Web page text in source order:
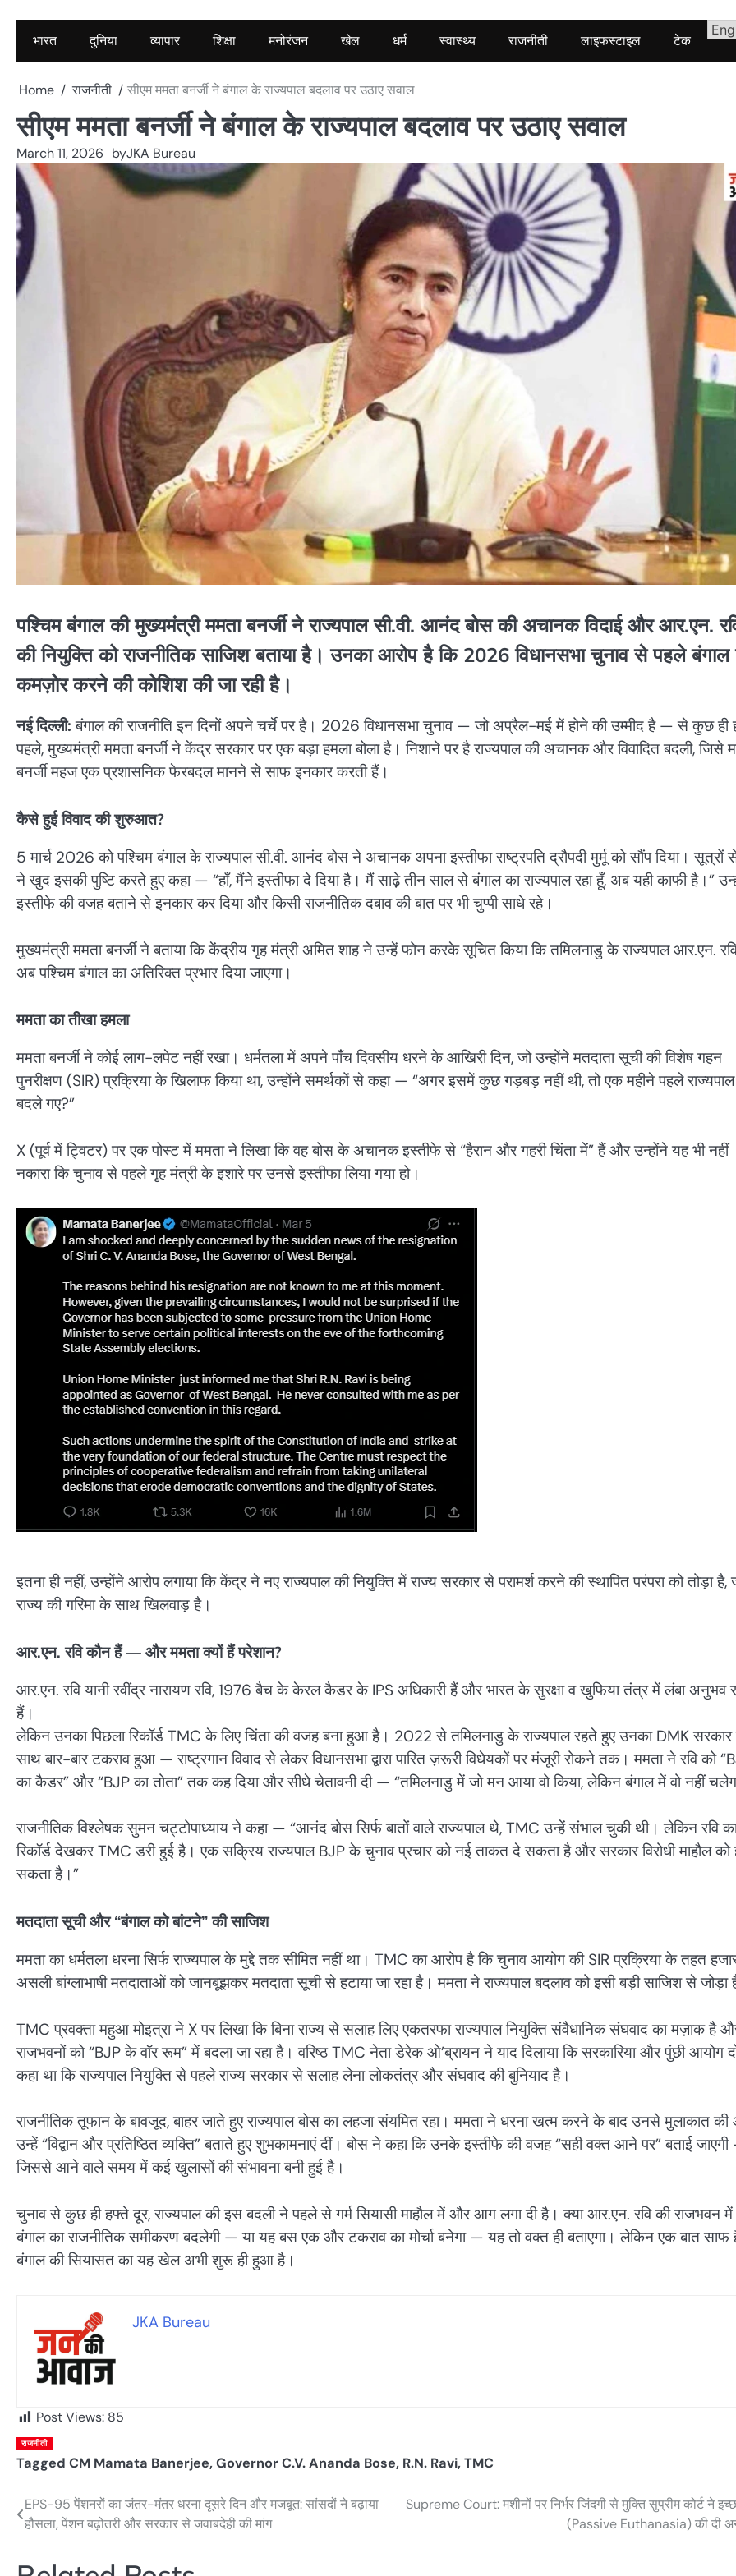
भारत दुनिया व्यापार शिक्षा मनोरंजन खेल धर्म स्वास्थ्य राजनीती लाइफस्टाइल टेक
Home राजनीती सीएम ममता बनर्जी ने बंगाल के राज्यपाल बदलाव पर उठाए सवाल
सीएम ममता बनर्जी ने बंगाल के राज्यपाल बदलाव पर उठाए सवाल
March 11, 2026 byJKA Bureau
पश्चिम बंगाल की मुख्यमंत्री ममता बनर्जी ने राज्यपाल सी.वी. आनंद बोस की अचानक विदाई और आर.एन.
की नियुक्ति को राजनीतिक साजिश बताया है। उनका आरोप है कि 2026 विधानसभा चुनाव से पहले बंगाल
कमज़ोर करने की कोशिश की जा रही है।
नई दिल्ली: बंगाल की राजनीति इन दिनों अपने चर्चे पर है। 2026 विधानसभा चुनाव — जो अप्रैल-मई में होने की उम्मीद है — से कुछ ही
पहले, मुख्यमंत्री ममता बनर्जी ने केंद्र सरकार पर एक बड़ा हमला बोला है। निशाने पर है राज्यपाल की अचानक और विवादित बदली, जिसे
बनर्जी महज एक प्रशासनिक फेरबदल मानने से साफ इनकार करती हैं।
कैसे हुई विवाद की शुरुआत?
5 मार्च 2026 को पश्चिम बंगाल के राज्यपाल सी.वी. आनंद बोस ने अचानक अपना इस्तीफा राष्ट्रपति द्रौपदी मुर्मू को सौंप दिया। सूत्रों
ने खुद इसकी पुष्टि करते हुए कहा — “हाँ, मैंने इस्तीफा दे दिया है। मैं साढ़े तीन साल से बंगाल का राज्यपाल रहा हूँ, अब यही काफी है।”
इस्तीफे की वजह बताने से इनकार कर दिया और किसी राजनीतिक दबाव की बात पर भी चुप्पी साधे रहे।
मुख्यमंत्री ममता बनर्जी ने बताया कि केंद्रीय गृह मंत्री अमित शाह ने उन्हें फोन करके सूचित किया कि तमिलनाडु के राज्यपाल आर.एन.
अब पश्चिम बंगाल का अतिरिक्त प्रभार दिया जाएगा।
ममता का तीखा हमला
ममता बनर्जी ने कोई लाग-लपेट नहीं रखा। धर्मतला में अपने पाँच दिवसीय धरने के आखिरी दिन, जो उन्होंने मतदाता सूची की विशेष गहन
पुनरीक्षण (SIR) प्रक्रिया के खिलाफ किया था, उन्होंने समर्थकों से कहा — “अगर इसमें कुछ गड़बड़ नहीं थी, तो एक महीने पहले राज्यपाल
बदले गए?”
X (पूर्व में ट्विटर) पर एक पोस्ट में ममता ने लिखा कि वह बोस के अचानक इस्तीफे से “हैरान और गहरी चिंता में” हैं और उन्होंने यह भी नहीं
नकारा कि चुनाव से पहले गृह मंत्री के इशारे पर उनसे इस्तीफा लिया गया हो।
इतना ही नहीं, उन्होंने आरोप लगाया कि केंद्र ने नए राज्यपाल की नियुक्ति में राज्य सरकार से परामर्श करने की स्थापित परंपरा को तोड़ा है,
राज्य की गरिमा के साथ खिलवाड़ है।
आर.एन. रवि कौन हैं — और ममता क्यों हैं परेशान?
आर.एन. रवि यानी रवींद्र नारायण रवि, 1976 बैच के केरल कैडर के IPS अधिकारी हैं और भारत के सुरक्षा व खुफिया तंत्र में लंबा अनुभव
हैं।
लेकिन उनका पिछला रिकॉर्ड TMC के लिए चिंता की वजह बना हुआ है। 2022 से तमिलनाडु के राज्यपाल रहते हुए उनका DMK
साथ बार-बार टकराव हुआ — राष्ट्रगान विवाद से लेकर विधानसभा द्वारा पारित ज़रूरी विधेयकों पर मंजूरी रोकने तक। ममता ने रवि को
का कैडर” और “BJP का तोता” तक कह दिया और सीधे चेतावनी दी — “तमिलनाडु में जो मन आया वो किया, लेकिन बंगाल में वो नहीं
राजनीतिक विश्लेषक सुमन चट्टोपाध्याय ने कहा — “आनंद बोस सिर्फ बातों वाले राज्यपाल थे, TMC उन्हें संभाल चुकी थी। लेकिन रवि
रिकॉर्ड देखकर TMC डरी हुई है। एक सक्रिय राज्यपाल BJP के चुनाव प्रचार को नई ताकत दे सकता है और सरकार विरोधी माहौल को
सकता है।”
मतदाता सूची और “बंगाल को बांटने” की साजिश
ममता का धर्मतला धरना सिर्फ राज्यपाल के मुद्दे तक सीमित नहीं था। TMC का आरोप है कि चुनाव आयोग की SIR प्रक्रिया के तहत
असली बांग्लाभाषी मतदाताओं को जानबूझकर मतदाता सूची से हटाया जा रहा है। ममता ने राज्यपाल बदलाव को इसी बड़ी साजिश से जोड़ा
TMC प्रवक्ता महुआ मोइत्रा ने X पर लिखा कि बिना राज्य से सलाह लिए एकतरफा राज्यपाल नियुक्ति संवैधानिक संघवाद का मज़ाक है
राजभवनों को “BJP के वॉर रूम” में बदला जा रहा है। वरिष्ठ TMC नेता डेरेक ओ’ब्रायन ने याद दिलाया कि सरकारिया और पुंछी आयोग
कहा था कि राज्यपाल नियुक्ति से पहले राज्य सरकार से सलाह लेना लोकतंत्र और संघवाद की बुनियाद है।
राजनीतिक तूफान के बावजूद, बाहर जाते हुए राज्यपाल बोस का लहजा संयमित रहा। ममता ने धरना खत्म करने के बाद उनसे मुलाकात
उन्हें “विद्वान और प्रतिष्ठित व्यक्ति” बताते हुए शुभकामनाएं दीं। बोस ने कहा कि उनके इस्तीफे की वजह “सही वक्त आने पर” बताई
जिससे आने वाले समय में कई खुलासों की संभावना बनी हुई है।
चुनाव से कुछ ही हफ्ते दूर, राज्यपाल की इस बदली ने पहले से गर्म सियासी माहौल में और आग लगा दी है। क्या आर.एन. रवि की राजभवन में
बंगाल का राजनीतिक समीकरण बदलेगी — या यह बस एक और टकराव का मोर्चा बनेगा — यह तो वक्त ही बताएगा। लेकिन एक बात साफ
बंगाल की सियासत का यह खेल अभी शुरू ही हुआ है।
JKA Bureau
Post Views: 85
राजनीती
Tagged CM Mamata Banerjee,Governor C.V. Ananda Bose, R.N. Ravi,TMC
Post
navigation
EPS-95 पेंशनरों का जंतर-मंतर धरना दूसरे दिन और मजबूत: सांसदों ने बढ़ाया
हौसला, पेंशन बढ़ोतरी और सरकार से जवाबदेही की मांग
Supreme Court: मशीनों पर निर्भर जिंदगी से मुक्ति सुप्रीम कोर्ट ने
(Passive Euthanasia) की दी